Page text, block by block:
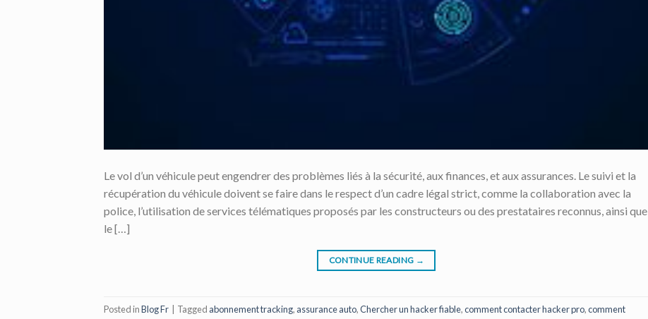
Le vol d’un véhicule peut engendrer des problèmes liés à la sécurité, aux finances, et aux assurances. Le suivi et la
récupération du véhicule doivent se faire dans le respect d’un cadre légal strict, comme la collaboration avec la
police, l’utilisation de services télématiques proposés par les constructeurs ou des prestataires reconnus, ainsi que
le […]
CONTINUE READING →
Posted inBlog Fr Tagged abonnement tracking, assurance auto,Chercher un hacker fiable,comment contacter hacker pro,comment